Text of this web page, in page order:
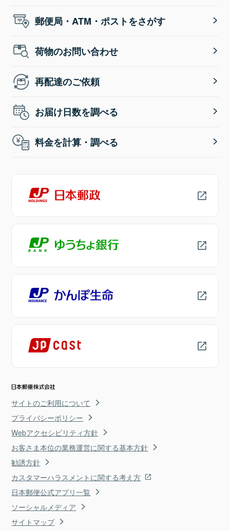
郵便局・ATM・ポストをさがす
荷物のお問い合わせ
再配達のご依頼
お届け日数を調べる
料金を計算・調べる
サイトのご利用について
プライバシーポリシー
Webアクセシビリティ方針
お客さま本位の業務運営に関する基本方針
勧誘方針
カスタマーハラスメントに関する考え方
日本郵便公式アプリ一覧
ソーシャルメディア
サイトマップ